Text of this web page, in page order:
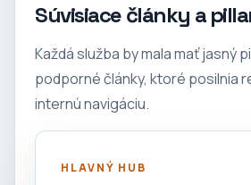
Súvisiace články a
Každá služba by mala mať jasný
podporné články, ktoré posilnia
internú navigáciu.
HLAVNÝ HUB